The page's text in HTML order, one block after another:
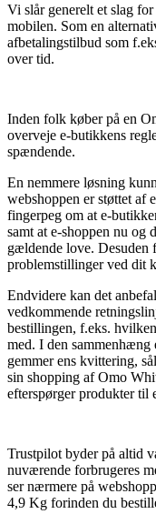
Vi slår generelt et slag
mobilen. Som en
afbetalingstilbud som
over tid.
Inden folk køber på en
overveje e-butikkens
spændende.
En nemmere løsning
webshoppen er støttet af
fingerpeg om at e-
samt at e-shoppen nu og
gældende love. Desuden
problemstillinger ved dit
Endvidere kan det
vedkommende
bestillingen, f.eks.
med. I den sammenhæng
gemmer ens kvittering,
sin shopping af Omo
efterspørger produkter til
Trustpilot byder på altid
nuværende forbrugeres
ser nærmere på
4,9 Kg forinden du